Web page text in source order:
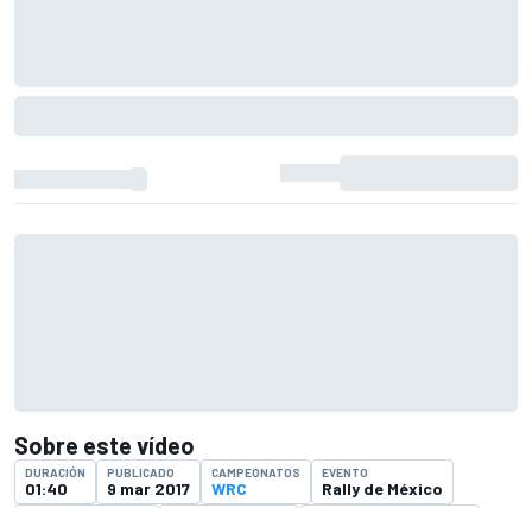
Sobre este vídeo
DURACIÓN
01:40
PUBLICADO
9 mar 2017
CAMPEONATOS
WRC
EVENTO
Rally de México